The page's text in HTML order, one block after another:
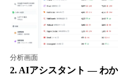
分析画面
2. AIアシスタント — わ